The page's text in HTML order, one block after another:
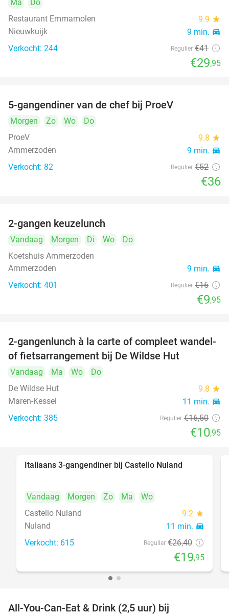
Ma
Do
Restaurant Emmamolen
9.9 star
Nieuwkuijk 9 min. directions_car
Verkocht: 244 Regulier €41
€29,95
5-gangendiner van de chef bij ProeV
Morgen Zo Wo
Do
ProeV
9.8 star
Ammerzoden 9 min. directions_car
Verkocht: 82 Regulier €52
€36
2-gangen keuzelunch
Vandaag Morgen Di Wo
Do
Koetshuis Ammerzoden
Ammerzoden
9 min. directions_car
Verkocht: 401 Regulier €16
€9,95
34%
2-gangenlunch à la carte of compleet wandel-
of fietsarrangement bij De Wildse Hut
Vandaag Ma Wo
Do
De Wildse Hut
9.8 star
Maren-Kessel 11 min. directions_car
Verkocht: 385 Regulier €16,50
€10,95
Italiaans 3-gangendiner bij Castello Nuland
Vandaag Morgen Zo Ma
Wo
Castello Nuland
9.2 star
Nuland 11 min. directions_car
Verkocht: 615 Regulier €26,40
€19,95
All-You-Can-Eat & Drink (2,5 uur) bij